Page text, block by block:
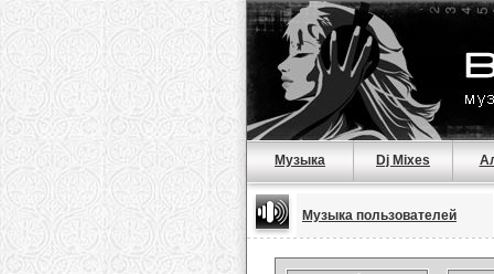
Музыка Dj Mixes
Музыка пользователей